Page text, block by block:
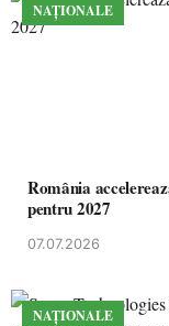
NAȚIONALE
România
pentru 2027
07.07.2026
NAȚIONALE